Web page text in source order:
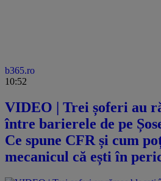
b365.ro
10:52
VIDEO | Trei șoferi au
între barierele de pe
Ce spune CFR și cum
mecanicul că ești în